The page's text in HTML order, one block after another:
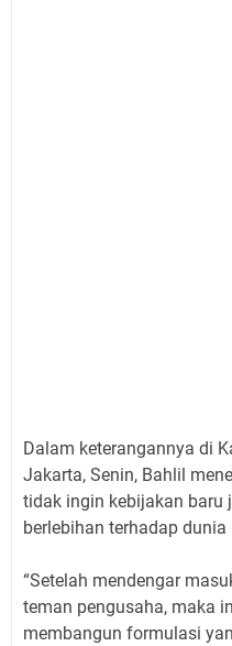
Dalam keterangannya di
Jakarta, Senin, Bahlil
tidak ingin kebijakan baru
berlebihan terhadap dunia
“Setelah mendengar
teman pengusaha, maka
membangun formulasi